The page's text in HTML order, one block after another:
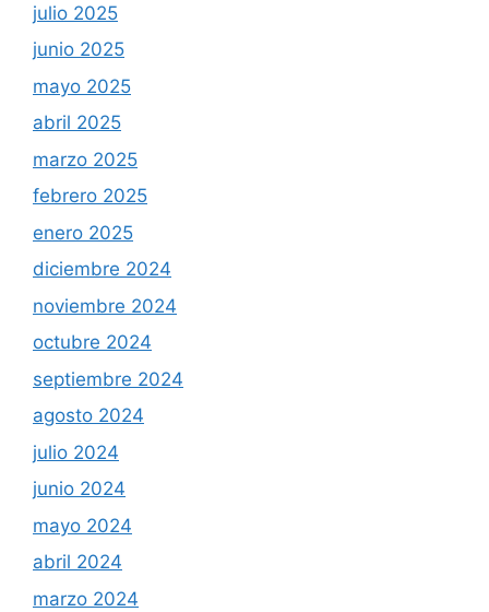
julio 2025
junio 2025
mayo 2025
abril 2025
marzo 2025
febrero 2025
enero 2025
diciembre 2024
noviembre 2024
octubre 2024
septiembre 2024
agosto 2024
julio 2024
junio 2024
mayo 2024
abril 2024
marzo 2024